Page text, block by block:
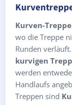
Kurven-
wo die Treppe
Runden
kurvigen
werden
Handlaufs
Treppen sind